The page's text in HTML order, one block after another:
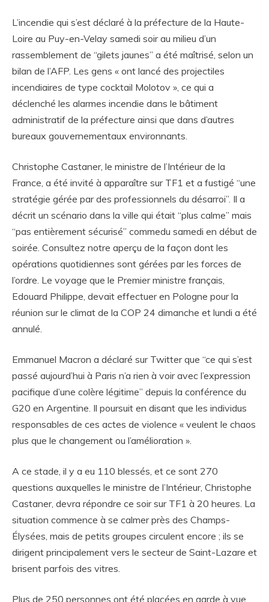
L’incendie qui s’est déclaré à la préfecture de la Haute-
Loire au Puy-en-Velay samedi soir au milieu d’un
rassemblement de “gilets jaunes” a été maîtrisé, selon un
bilan de l’AFP. Les gens « ont lancé des projectiles
incendiaires de type cocktail Molotov », ce qui a
déclenché les alarmes incendie dans le bâtiment
administratif de la préfecture ainsi que dans d’autres
bureaux gouvernementaux environnants.
Christophe Castaner, le ministre de l’Intérieur de la
France, a été invité à apparaître sur TF1 et a fustigé “une
stratégie gérée par des professionnels du désarroi”. Il a
décrit un scénario dans la ville qui était “plus calme” mais
“pas entièrement sécurisé” commedu samedi en début de
soirée. Consultez notre aperçu de la façon dont les
opérations quotidiennes sont gérées par les forces de
l’ordre. Le voyage que le Premier ministre français,
Edouard Philippe, devait effectuer en Pologne pour la
réunion sur le climat de la COP 24 dimanche et lundi a été
annulé.
Emmanuel Macron a déclaré sur Twitter que “ce qui s’est
passé aujourd’hui à Paris n’a rien à voir avec l’expression
pacifique d’une colère légitime” depuis la conférence du
G20 en Argentine. Il poursuit en disant que les individus
responsables de ces actes de violence « veulent le chaos
plus que le changement ou l’amélioration ».
A ce stade, il y a eu 110 blessés, et ce sont 270
questions auxquelles le ministre de l’Intérieur, Christophe
Castaner, devra répondre ce soir sur TF1 à 20 heures. La
situation commence à se calmer près des Champs-
Élysées, mais de petits groupes circulent encore ; ils se
dirigent principalement vers le secteur de Saint-Lazare et
brisent parfois des vitres.
Plus de 250 personnes ont été placées en garde à vue